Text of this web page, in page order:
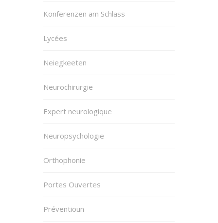
Konferenzen am Schlass
Lycées
Neiegkeeten
Neurochirurgie
Expert neurologique
Neuropsychologie
Orthophonie
Portes Ouvertes
Préventioun